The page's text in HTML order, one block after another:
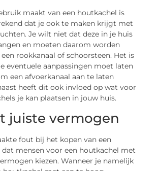
maakt van een houtkachel is
dat je ook te maken krijgt met
Je wilt niet dat deze in je huis
en moeten daarom worden
rookkanaal of schoorsteen. Het is
eventuele aanpassingen moet laten
een afvoerkanaal aan te laten
heeft dit ook invloed op wat voor
je kan plaatsen in jouw huis.
juiste vermogen
fout bij het kopen van een
dat mensen voor een houtkachel met
kiezen. Wanneer je namelijk